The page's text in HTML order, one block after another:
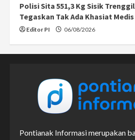
Polisi Sita 551,3 Kg Sisik
Tegaskan Tak Ada Khasiat Medis
Editor PI 06/08/2026
Pontianak Informasi merupakan